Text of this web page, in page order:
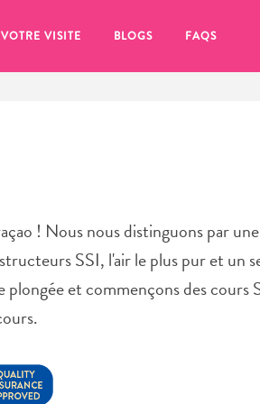
VISITE BLOGS FAQS
! Nous nous distinguons par
SSI, l'air le plus pur et un
et commençons des cours
vous de cliquer sur le